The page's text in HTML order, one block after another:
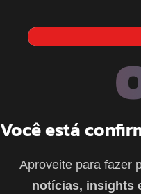
Você está
Aproveite para fazer
notícias, insights